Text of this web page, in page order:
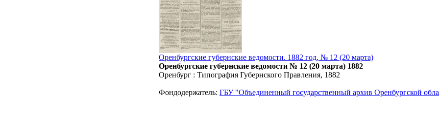
Оренбургские губернские ведомости. 1882 год, № 12 (20 марта)
Оренбургские губернские ведомости № 12 (20 марта) 1882
Оренбург : Типография Губернского Правления, 1882
Фондодержатель: ГБУ "Объединенный государственный архив Оренбургской